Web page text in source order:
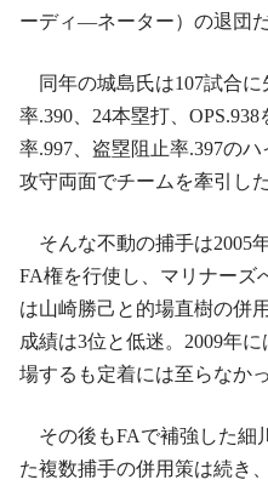
ーディ―ネーター）の退団だ
同年の城島氏は107試合に
率.390、24本塁打、
率.997、盗塁阻止率.397の
攻守両面でチームを牽引した
そんな不動の捕手は2005
FA権を行使し、マリナーズ
は山崎勝己と的場直樹の併
成績は3位と低迷。2009年
場するも定着には至らなかっ
その後もFAで補強した細
た複数捕手の併用策は続き